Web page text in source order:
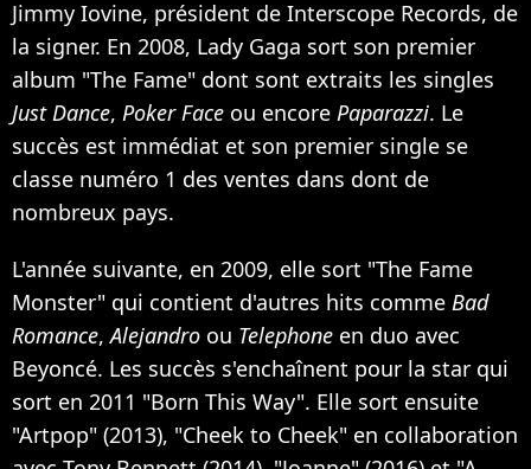
Jimmy Iovine, président de Interscope Records, de
la signer. En 2008, Lady Gaga sort son premier
album "The Fame" dont sont extraits les singles
Just Dance, Poker Face ou encore Paparazzi. Le
succès est immédiat et son premier single se
classe numéro 1 des ventes dans dont de
nombreux pays.
L'année suivante, en 2009, elle sort "The Fame
Monster" qui contient d'autres hits comme Bad
Romance,Alejandro ou Telephone en duo avec
Beyoncé. Les succès s'enchaînent pour la star qui
sort en 2011 "Born This Way". Elle sort ensuite
"Artpop" (2013), "Cheek to Cheek" en collaboration